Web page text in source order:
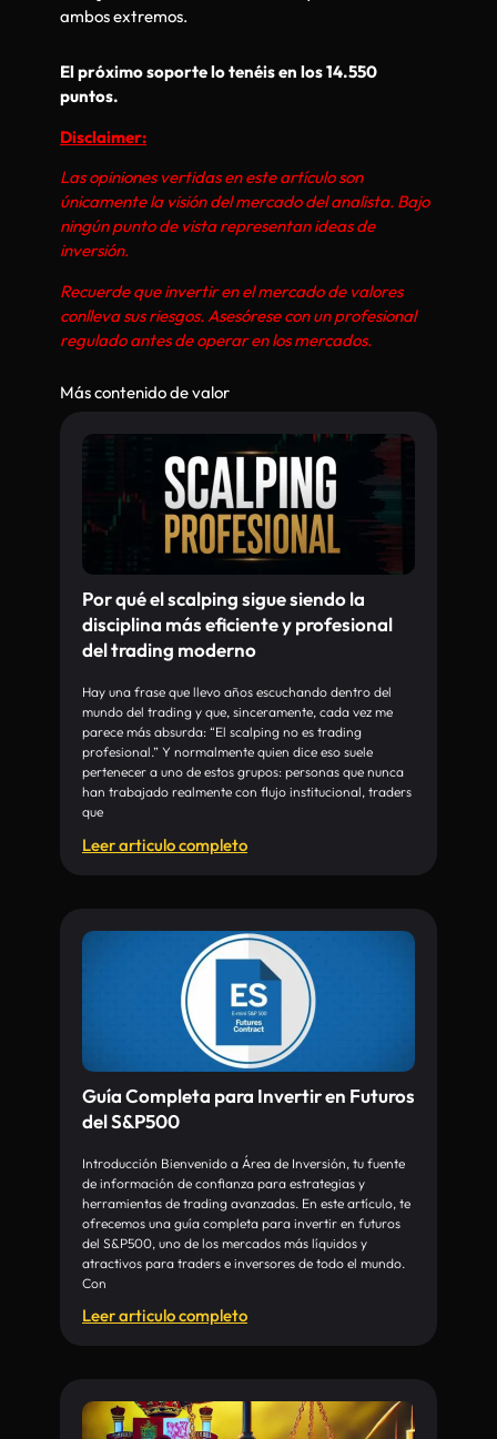
ambos extremos.
El próximo soporte lo tenéis en los 14.550
puntos.
Disclaimer:
Las opiniones vertidas en este artículo son
únicamente la visión del mercado del analista. Bajo
ningún punto de vista representan ideas de
inversión.
Recuerde que invertir en el mercado de valores
conlleva sus riesgos. Asesórese con un profesional
regulado antes de operar en los mercados.
Más contenido de valor
Por qué el scalping sigue siendo la
disciplina más eficiente y profesional
del trading moderno
Hay una frase que llevo años escuchando dentro del
mundo del trading y que, sinceramente, cada vez me
parece más absurda: “El scalping no es trading
profesional.” Y normalmente quien dice eso suele
pertenecer a uno de estos grupos: personas que nunca
han trabajado realmente con flujo institucional, traders
que
Leer articulo completo
Guía Completa para Invertir en Futuros
del S&P500
Introducción Bienvenido a Área de Inversión, tu fuente
de información de confianza para estrategias y
herramientas de trading avanzadas. En este artículo, te
ofrecemos una guía completa para invertir en futuros
del S&P500, uno de los mercados más líquidos y
atractivos para traders e inversores de todo el mundo.
Con
Leer articulo completo